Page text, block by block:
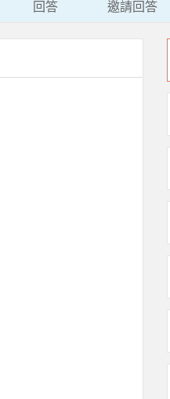
回答 邀請回答